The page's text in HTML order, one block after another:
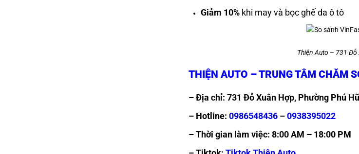
Giảm 10% khi may và bọc ghế da ô tô
Thiện Auto – 731 Đỗ
THIỆN AUTO – TRUNG TÂM CHĂM
– Địa chỉ: 731 Đỗ Xuân Hợp, Phường Phú
– Hotline: 0986548436 –0938395022
– Thời gian làm việc: 8:00 AM – 18:00 PM